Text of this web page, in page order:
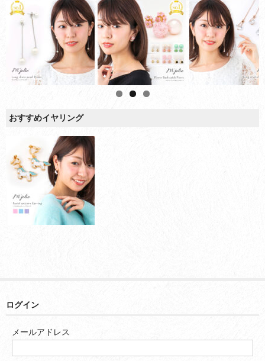
おすすめイヤリング
ログイン
メールアドレス